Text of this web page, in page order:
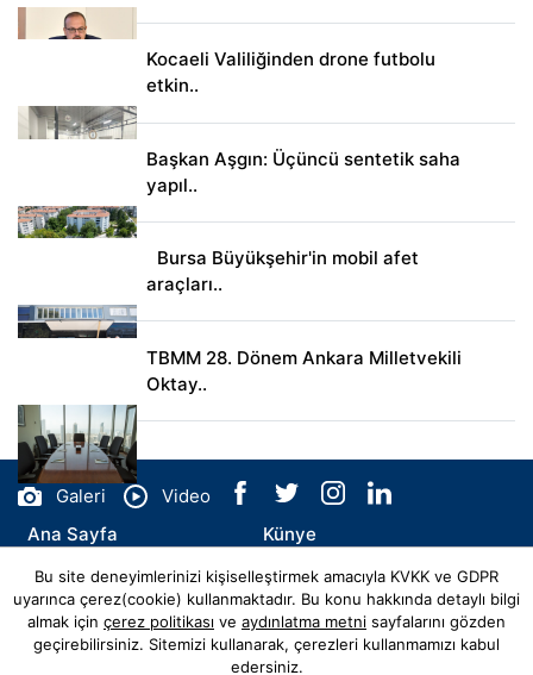
Kocaeli Valiliğinden drone futbolu
etkin..
Başkan Aşgın: Üçüncü sentetik saha
yapıl..
Bursa Büyükşehir'in mobil afet
araçları..
TBMM 28. Dönem Ankara Milletvekili
Oktay..
Galeri
Video
Ana Sayfa
Künye
İletişim
© Copyright 2026 hatayhaberler.com.tr Tüm Hakları Saklıdır.
Bu site deneyimlerinizi kişiselleştirmek amacıyla KVKK ve GDPR
uyarınca çerez(cookie) kullanmaktadır. Bu konu hakkında detaylı bilgi
almak için çerez politikası ve aydınlatma metni sayfalarını gözden
geçirebilirsiniz. Sitemizi kullanarak, çerezleri kullanmamızı kabul
edersiniz.